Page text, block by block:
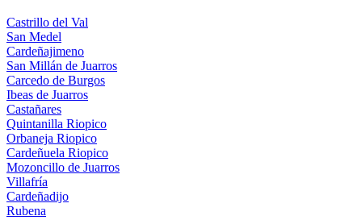
Castrillo del Val
San Medel
Cardeñajimeno
San Millán de Juarros
Carcedo de Burgos
Ibeas de Juarros
Castañares
Quintanilla Riopico
Orbaneja Riopico
Cardeñuela Riopico
Mozoncillo de Juarros
Villafría
Cardeñadijo
Rubena